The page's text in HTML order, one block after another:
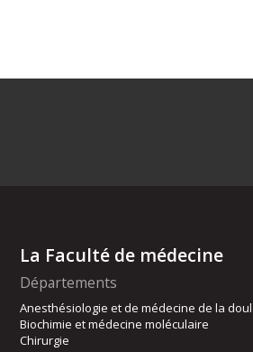
La Faculté de médecine
Départements
Anesthésiologie et de médecine de la
Biochimie et médecine moléculaire
Chirurgie